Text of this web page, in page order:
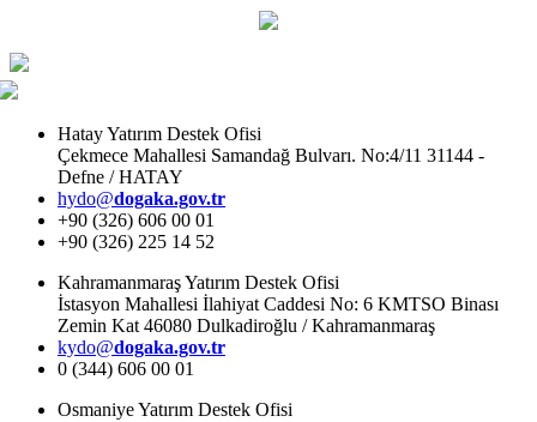
Hatay Yatırım Destek Ofisi
Çekmece Mahallesi Samandağ Bulvarı. No:4/11 31144 -
Defne / HATAY
hydo@dogaka.gov.tr
+90 (326) 606 00 01
+90 (326) 225 14 52
Kahramanmaraş Yatırım Destek Ofisi
İstasyon Mahallesi İlahiyat Caddesi No: 6 KMTSO Binası
Zemin Kat 46080 Dulkadiroğlu / Kahramanmaraş
kydo@dogaka.gov.tr
0 (344) 606 00 01
Osmaniye Yatırım Destek Ofisi